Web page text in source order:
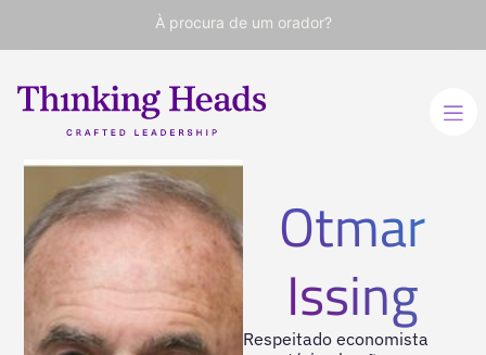
À procura de um orador?
Otmar
Issing
Respeitado economista